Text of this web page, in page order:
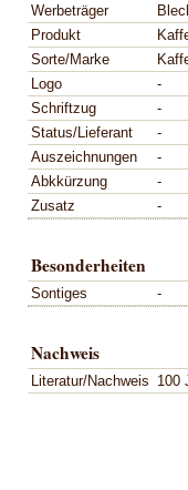
Werbeträger
Produkt
Sorte/Marke
Logo
-
Schriftzug
-
Status/Lieferant
-
Auszeichnungen
-
Abkkürzung
-
Zusatz
-
Besonderheiten
Sontiges -
Nachweis
Literatur/Nachweis 100